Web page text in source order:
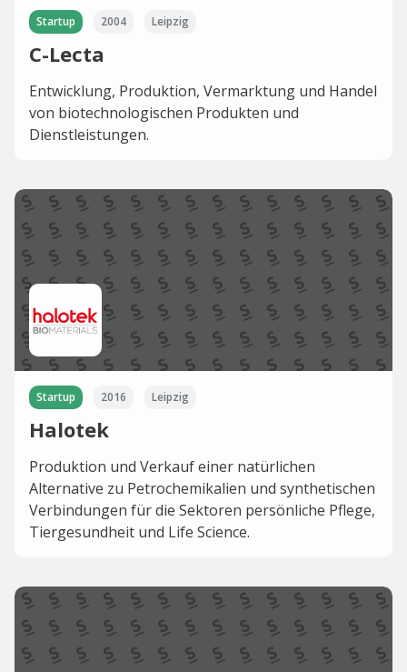
Startup 2004 Leipzig
C-Lecta
Entwicklung, Produktion, Vermarktung und Handel
von biotechnologischen Produkten und
Dienstleistungen.
Startup 2016 Leipzig
Halotek
Produktion und Verkauf einer natürlichen
Alternative zu Petrochemikalien und synthetischen
Verbindungen für die Sektoren persönliche Pflege,
Tiergesundheit und Life Science.